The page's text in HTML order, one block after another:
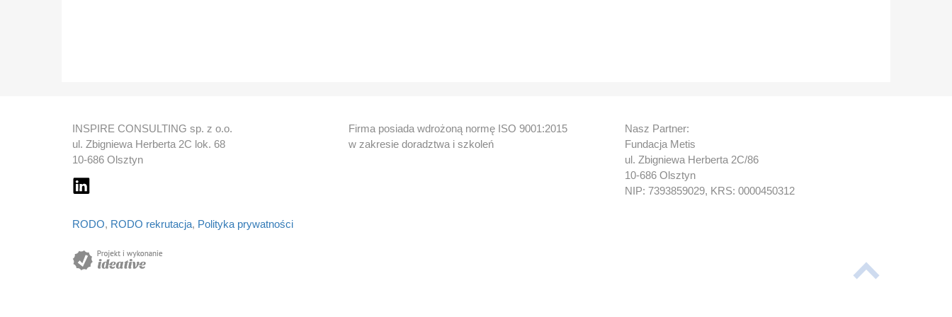
INSPIRE CONSULTING sp. z o.o.
ul. Zbigniewa Herberta 2C lok. 68
10-686 Olsztyn
Firma posiada wdrożoną normę ISO 9001:2015
w zakresie doradztwa i szkoleń
Nasz Partner:
Fundacja Metis
ul. Zbigniewa Herberta 2C/86
10-686 Olsztyn
NIP: 7393859029, KRS: 0000450312
RODO, RODO rekrutacja, Polityka prywatności